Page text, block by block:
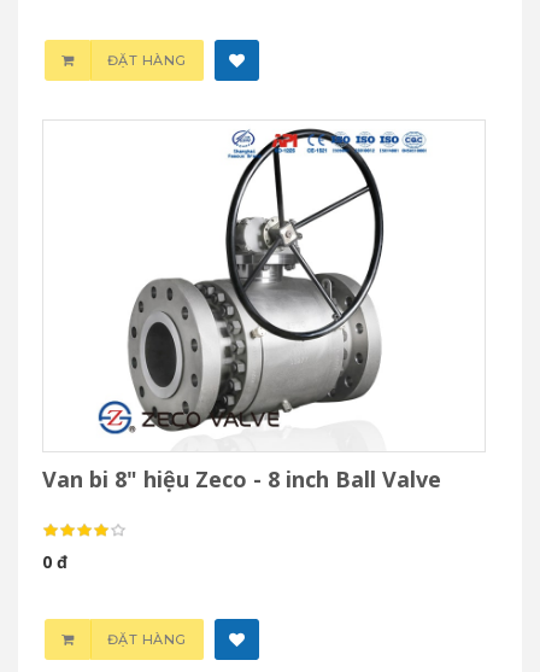
ĐẶT HÀNG
Van bi 8" hiệu Zeco - 8 inch Ball Valve
0 đ
ĐẶT HÀNG